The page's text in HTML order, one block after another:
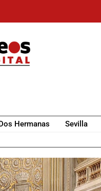
Hermanas Sevilla